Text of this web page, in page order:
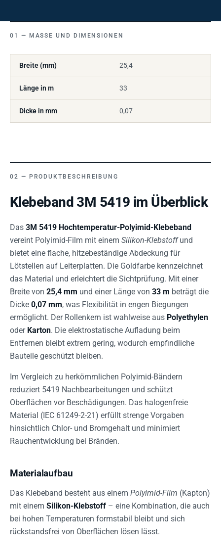
MASSE UND DIMENSIONEN
Breite (mm) 25,4
Länge in m 33
Dicke in mm 0,07
PRODUKTBESCHREIBUNG
Klebeband 3M 5419 im Überblick
Das 3M 5419 Hochtemperatur-Polyimid-Klebeband
vereint Polyimid-Film mit einem Silikon-Klebstoffund
bietet eine flache, hitzebeständige Abdeckung für
Lötstellen auf Leiterplatten. Die Goldfarbe kennzeichnet
das Material und erleichtert die Sichtprüfung. Mit einer
Breite von 25,4 mm und einer Länge von 33 m beträgt die
Dicke 0,07 mm, was Flexibilität in engen Biegungen
ermöglicht. Der Rollenkern ist wahlweise aus Polyethylen
oder Karton. Die elektrostatische Aufladung beim
Entfernen bleibt extrem gering, wodurch empfindliche
Bauteile geschützt bleiben.
Im Vergleich zu herkömmlichen Polyimid-Bändern
reduziert 5419 Nachbearbeitungen und schützt
Oberflächen vor Beschädigungen. Das halogenfreie
Material (IEC 61249-2-21) erfüllt strenge Vorgaben
hinsichtlich Chlor- und Bromgehalt und minimiert
Rauchentwicklung bei Bränden.
Materialaufbau
Das Klebeband besteht aus einem Polyimid-Film (Kapton)
mit einem Silikon-Klebstoff – eine Kombination, die auch
bei hohen Temperaturen formstabil bleibt und sich
rückstandsfrei von Oberflächen lösen lässt.